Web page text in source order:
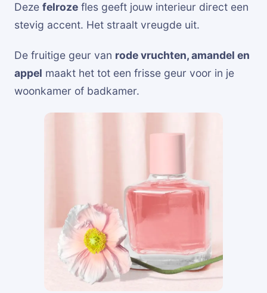
Deze felroze fles geeft jouw interieur direct een
stevig accent. Het straalt vreugde uit.
De fruitige geur van rode vruchten, amandel en
appel maakt het tot een frisse geur voor in je
woonkamer of badkamer.